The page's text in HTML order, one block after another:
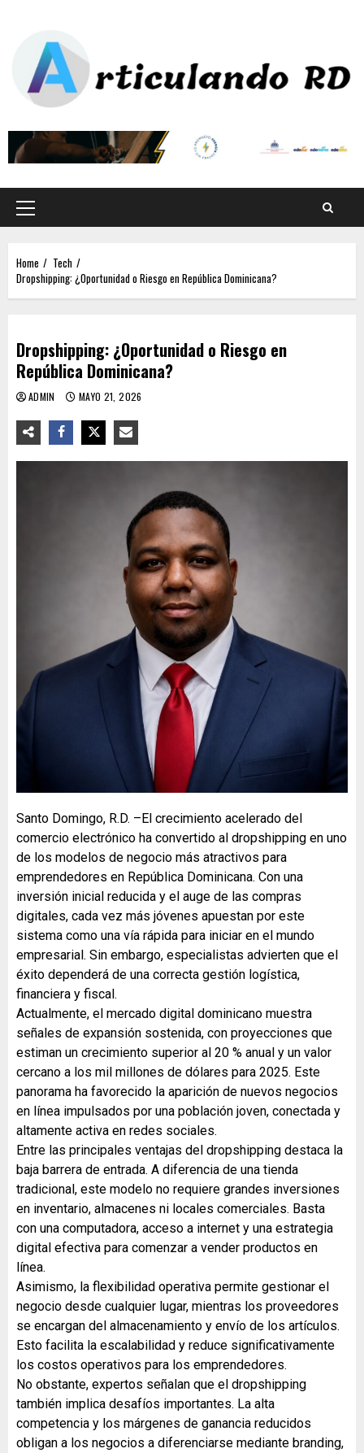
Home
Tech
Dropshipping: ¿Oportunidad o Riesgo en República Dominicana?
Dropshipping: ¿Oportunidad o Riesgo en
República Dominicana?
ADMIN MAYO 21, 2026
Santo Domingo, R.D. –El crecimiento acelerado del
comercio electrónico ha convertido al dropshipping en uno
de los modelos de negocio más atractivos para
emprendedores en República Dominicana. Con una
inversión inicial reducida y el auge de las compras
digitales, cada vez más jóvenes apuestan por este
sistema como una vía rápida para iniciar en el mundo
empresarial. Sin embargo, especialistas advierten que el
éxito dependerá de una correcta gestión logística,
financiera y fiscal.
Actualmente, el mercado digital dominicano muestra
señales de expansión sostenida, con proyecciones que
estiman un crecimiento superior al 20 % anual y un valor
cercano a los mil millones de dólares para 2025. Este
panorama ha favorecido la aparición de nuevos negocios
en línea impulsados por una población joven, conectada y
altamente activa en redes sociales.
Entre las principales ventajas del dropshipping destaca la
baja barrera de entrada. A diferencia de una tienda
tradicional, este modelo no requiere grandes inversiones
en inventario, almacenes ni locales comerciales. Basta
con una computadora, acceso a internet y una estrategia
digital efectiva para comenzar a vender productos en
línea.
Asimismo, la flexibilidad operativa permite gestionar el
negocio desde cualquier lugar, mientras los proveedores
se encargan del almacenamiento y envío de los artículos.
Esto facilita la escalabilidad y reduce significativamente
los costos operativos para los emprendedores.
No obstante, expertos señalan que el dropshipping
también implica desafíos importantes. La alta
competencia y los márgenes de ganancia reducidos
obligan a los negocios a diferenciarse mediante branding,